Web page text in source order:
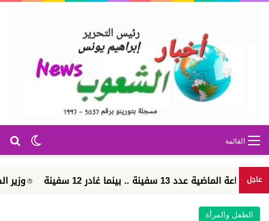
الوضع القائمة
عاجل وزير الطيران: مشروع مبني الركاب
الطفل والمرأة